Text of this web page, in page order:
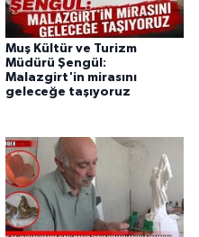
Muş Kültür ve Turizm
Müdürü Şengül:
Malazgirt'in mirasını
geleceğe taşıyoruz